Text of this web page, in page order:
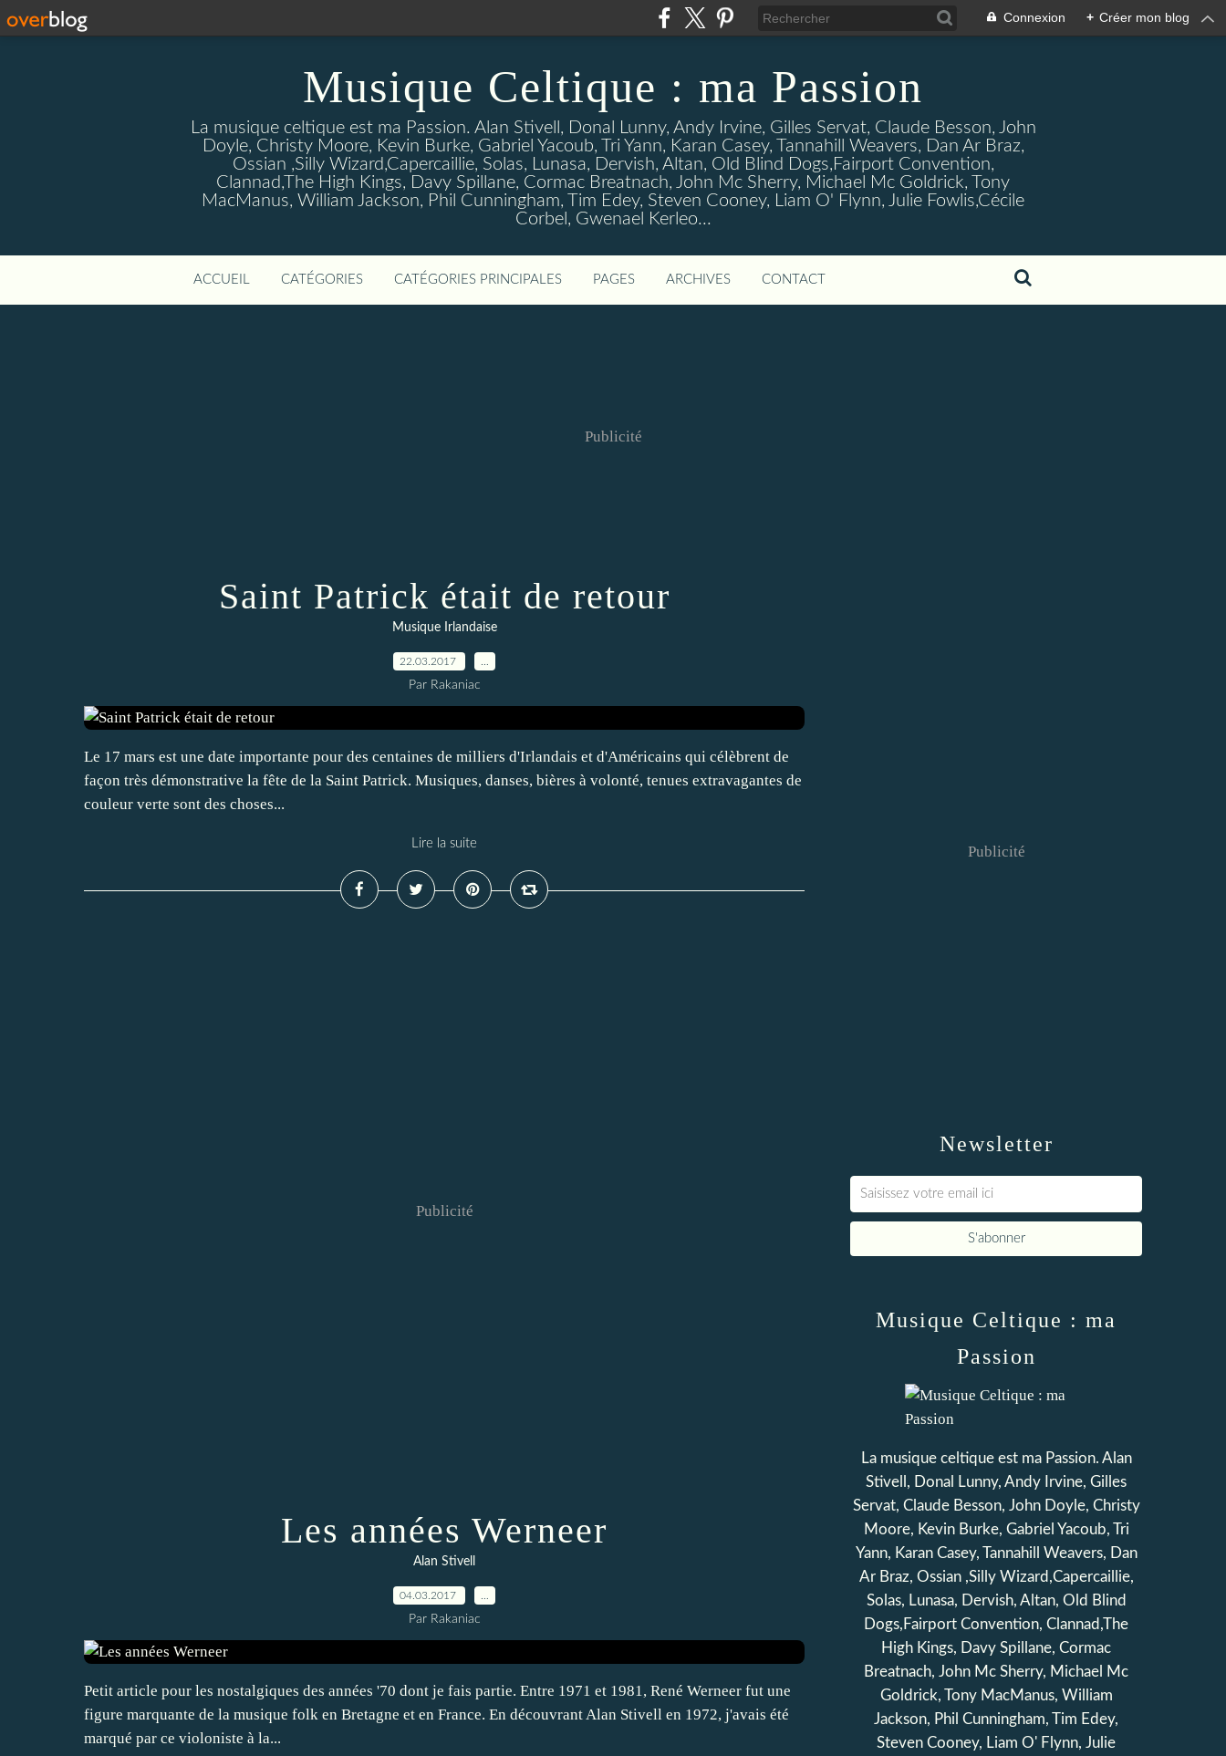
Connexion + Créer mon blog
Musique Celtique : ma Passion
La musique celtique est ma Passion. Alan Stivell, Donal Lunny, Andy Irvine, Gilles Servat, Claude Besson, John
Doyle, Christy Moore, Kevin Burke, Gabriel Yacoub, Tri Yann, Karan Casey, Tannahill Weavers, Dan Ar Braz,
Ossian ,Silly Wizard,Capercaillie, Solas, Lunasa, Dervish, Altan, Old Blind Dogs,Fairport Convention,
Clannad,The High Kings, Davy Spillane, Cormac Breatnach, John Mc Sherry, Michael Mc Goldrick, Tony
MacManus, William Jackson, Phil Cunningham, Tim Edey, Steven Cooney, Liam O' Flynn, Julie Fowlis,Cécile
Corbel, Gwenael Kerleo...
ACCUEIL CATÉGORIES CATÉGORIES PRINCIPALES PAGES ARCHIVES CONTACT
Publicité
Saint Patrick était de retour
Musique Irlandaise
22.03.2017
Par Rakaniac
Le 17 mars est une date importante pour des centaines de milliers d'Irlandais et d'Américains qui célèbrent de
façon très démonstrative la fête de la Saint Patrick. Musiques, danses, bières à volonté, tenues extravagantes de
couleur verte sont des choses...
Lire la suite
Publicité
Les années Werneer
Alan Stivell
04.03.2017
Par Rakaniac
Petit article pour les nostalgiques des années '70 dont je fais partie. Entre 1971 et 1981, René Werneer fut une
figure marquante de la musique folk en Bretagne et en France. En découvrant Alan Stivell en 1972, j'avais été
marqué par ce violoniste à la...
Newsletter
Publicité
Musique Celtique : ma
Passion
La musique celtique est ma Passion. Alan
Stivell, Donal Lunny, Andy Irvine, Gilles
Servat, Claude Besson, John Doyle, Christy
Moore, Kevin Burke, Gabriel Yacoub, Tri
Yann, Karan Casey, Tannahill Weavers, Dan
Ar Braz, Ossian ,Silly Wizard,Capercaillie,
Solas, Lunasa, Dervish, Altan, Old Blind
Dogs,Fairport Convention, Clannad,The
High Kings, Davy Spillane, Cormac
Breatnach, John Mc Sherry, Michael Mc
Goldrick, Tony MacManus, William
Jackson, Phil Cunningham, Tim Edey,
Steven Cooney, Liam O' Flynn, Julie